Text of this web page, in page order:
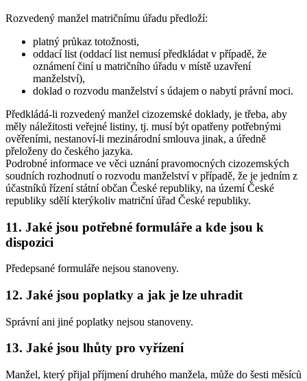
Rozvedený manžel matričnímu úřadu předloží:
platný průkaz totožnosti,
oddací list (oddací list nemusí předkládat v případě, že
oznámení činí u matričního úřadu v místě uzavření
manželství),
doklad o rozvodu manželství s údajem o nabytí právní moci.
Předkládá-li rozvedený manžel cizozemské doklady, je třeba, aby
měly náležitosti veřejné listiny, tj. musí být opatřeny potřebnými
ověřeními, nestanoví-li mezinárodní smlouva jinak, a úředně
přeloženy do českého jazyka.
Podrobné informace ve věci uznání pravomocných cizozemských
soudních rozhodnutí o rozvodu manželství v případě, že je jedním z
účastníků řízení státní občan České republiky, na území České
republiky sdělí kterýkoliv matriční úřad České republiky.
11. Jaké jsou potřebné formuláře a kde jsou k
dispozici
Předepsané formuláře nejsou stanoveny.
12. Jaké jsou poplatky a jak je lze uhradit
Správní ani jiné poplatky nejsou stanoveny.
13. Jaké jsou lhůty pro vyřízení
Manžel, který přijal příjmení druhého manžela, může do šesti měsíců